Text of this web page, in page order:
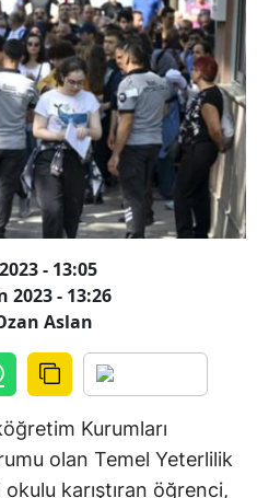
- 13:05
2023 - 13:26
Aslan
Kurumları
olan Temel Yeterlilik
karıştıran öğrenci,